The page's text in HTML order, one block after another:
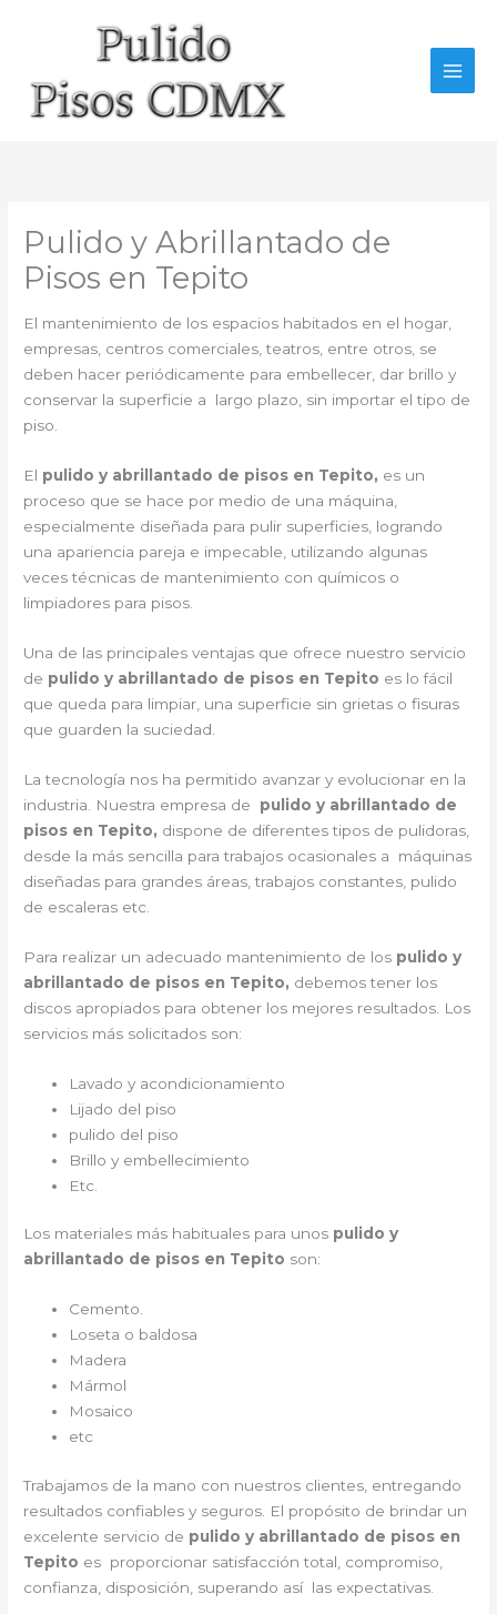
Pulido y Abrillantado de
Pisos en Tepito
El mantenimiento de los espacios habitados en el hogar,
empresas, centros comerciales, teatros, entre otros, se
deben hacer periódicamente para embellecer, dar brillo y
conservar la superficie a largo plazo, sin importar el tipo de
piso.
El pulido y abrillantado de pisos en Tepito, es un
proceso que se hace por medio de una máquina,
especialmente diseñada para pulir superficies, logrando
una apariencia pareja e impecable, utilizando algunas
veces técnicas de mantenimiento con químicos o
limpiadores para pisos.
Una de las principales ventajas que ofrece nuestro servicio
de pulido y abrillantado de pisos en Tepito es lo fácil
que queda para limpiar, una superficie sin grietas o fisuras
que guarden la suciedad.
La tecnología nos ha permitido avanzar y evolucionar en la
industria. Nuestra empresa de
pulido y abrillantado de
pisos en Tepito, dispone de diferentes tipos de pulidoras,
desde la más sencilla para trabajos ocasionales a máquinas
diseñadas para grandes áreas, trabajos constantes, pulido
de escaleras etc.
Para realizar un adecuado mantenimiento de los pulido y
abrillantado de pisos en Tepito, debemos tener los
discos apropiados para obtener los mejores resultados. Los
servicios más solicitados son:
Lavado y acondicionamiento
Lijado del piso
pulido del piso
Brillo y embellecimiento
Etc.
Los materiales más habituales para unos pulido y
abrillantado de pisos en Tepito son:
Cemento.
Loseta o baldosa
Madera
Mármol
Mosaico
etc
Trabajamos de la mano con nuestros clientes, entregando
resultados confiables y seguros. El propósito de brindar un
excelente servicio de pulido y abrillantado de pisos en
Tepito es proporcionar satisfacción total, compromiso,
confianza, disposición, superando así las expectativas.